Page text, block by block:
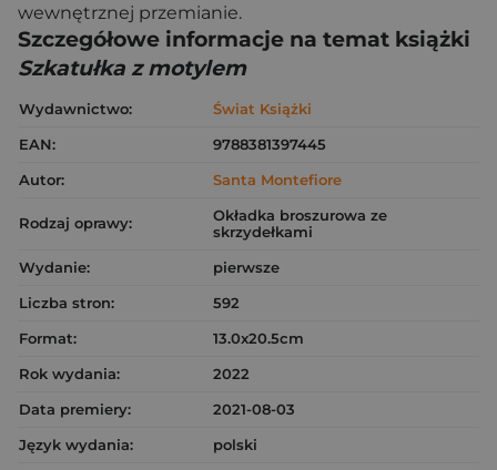
wewnętrznej przemianie.
Szczegółowe informacje na temat książki
Szkatułka z motylem
Wydawnictwo:
Świat Książki
EAN:
9788381397445
Autor:
Santa Montefiore
Rodzaj oprawy:
Okładka broszurowa ze
skrzydełkami
Wydanie:
pierwsze
Liczba stron:
592
Format:
13.0x20.5cm
Rok wydania:
2022
Data premiery:
2021-08-03
Język wydania:
polski